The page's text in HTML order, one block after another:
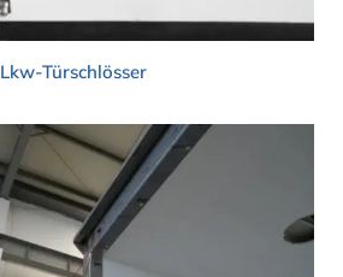
Lkw-Türschlösser